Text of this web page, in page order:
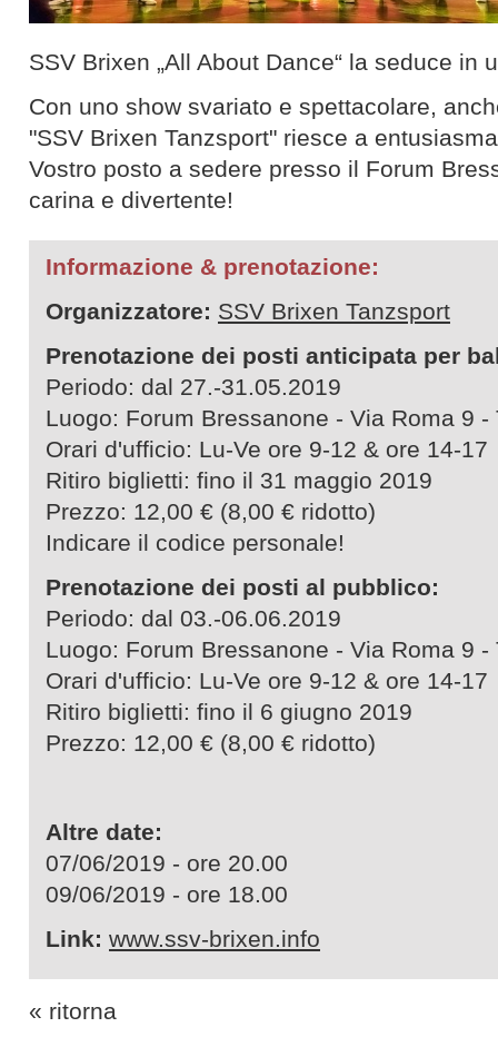
SSV Brixen „All About Dance“ la seduce in
Con uno show svariato e spettacolare,
"SSV Brixen Tanzsport" riesce a
Vostro posto a sedere presso il Forum
carina e divertente!
Informazione & prenotazione:
Organizzatore: SSV Brixen Tanzsport
Prenotazione dei posti anticipata per
Periodo: dal 27.-31.05.2019
Luogo: Forum Bressanone - Via Roma 9 -
Orari d'ufficio: Lu-Ve ore 9-12 & ore 14-17
Ritiro biglietti: fino il 31 maggio 2019
Prezzo: 12,00 € (8,00 € ridotto)
Indicare il codice personale!
Prenotazione dei posti al pubblico:
Periodo: dal 03.-06.06.2019
Luogo: Forum Bressanone - Via Roma 9 -
Orari d'ufficio: Lu-Ve ore 9-12 & ore 14-17
Ritiro biglietti: fino il 6 giugno 2019
Prezzo: 12,00 € (8,00 € ridotto)
Altre date:
07/06/2019 - ore 20.00
09/06/2019 - ore 18.00
Link: www.ssv-brixen.info
« ritorna